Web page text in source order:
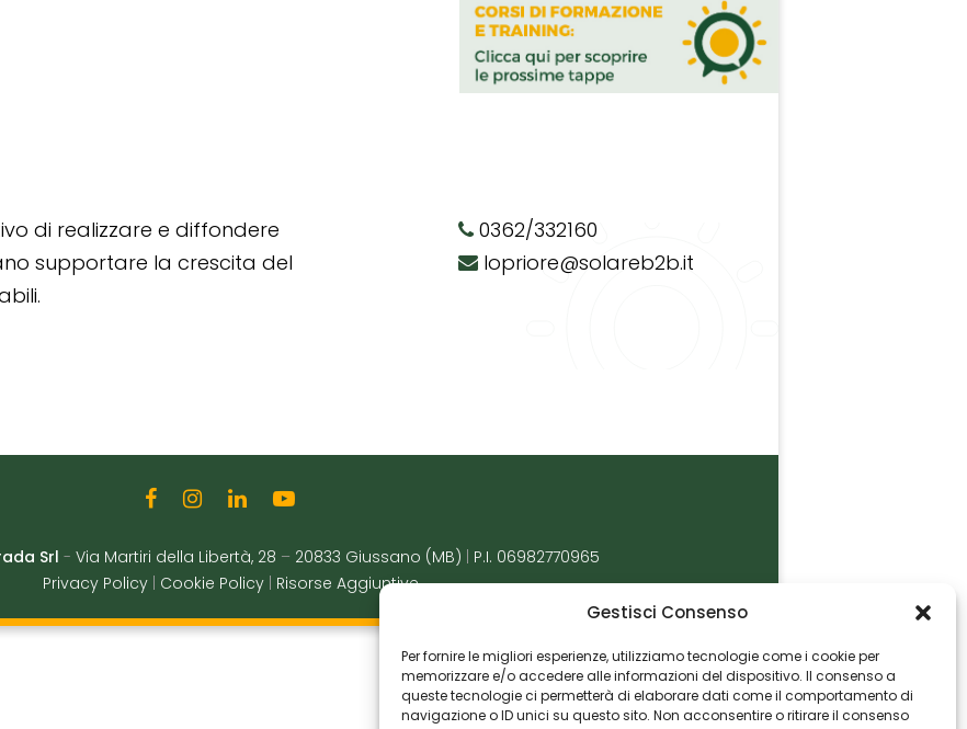
Gestisci Consenso
Per fornire le migliori esperienze, utilizziamo tecnologie come i cookie per
memorizzare e/o accedere alle informazioni del dispositivo. Il consenso a
queste tecnologie ci permetterà di elaborare dati come il comportamento di
navigazione o ID unici su questo sito. Non acconsentire o ritirare il consenso
di realizzare e diffondere
supportare la crescita del
0362/332160
lopriore@solareb2b.it
Srl - Via Martiri della Libertà, 28 – 20833 Giussano (MB)
P.I. 06982770965
Privacy Policy
Cookie Policy Risorse Aggiuntive